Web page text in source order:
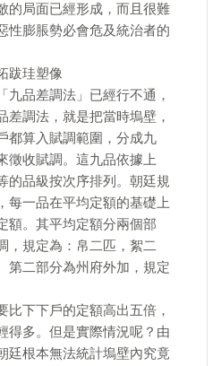
的局面已經形成，而且很難
性膨脹勢必會危及統治者的
跋珪塑像
九品差調法」已經行不通，
差調法，就是把當時塢壁，
都算入賦調範圍，分成九
徵收賦調。這九品依據上
的品級按次序排列。朝廷規
每一品在平均定額的基礎上
額。其平均定額分兩個部
，規定為：帛二匹，絮二
第二部分為州府外加，規定
比下下戶的定額高出五倍，
得多。但是實際情況呢？由
廷根本無法統計塢壁內究竟